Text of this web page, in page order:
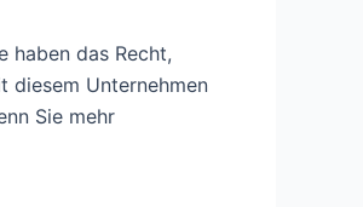
haben das Recht,
diesem Unternehmen
Sie mehr